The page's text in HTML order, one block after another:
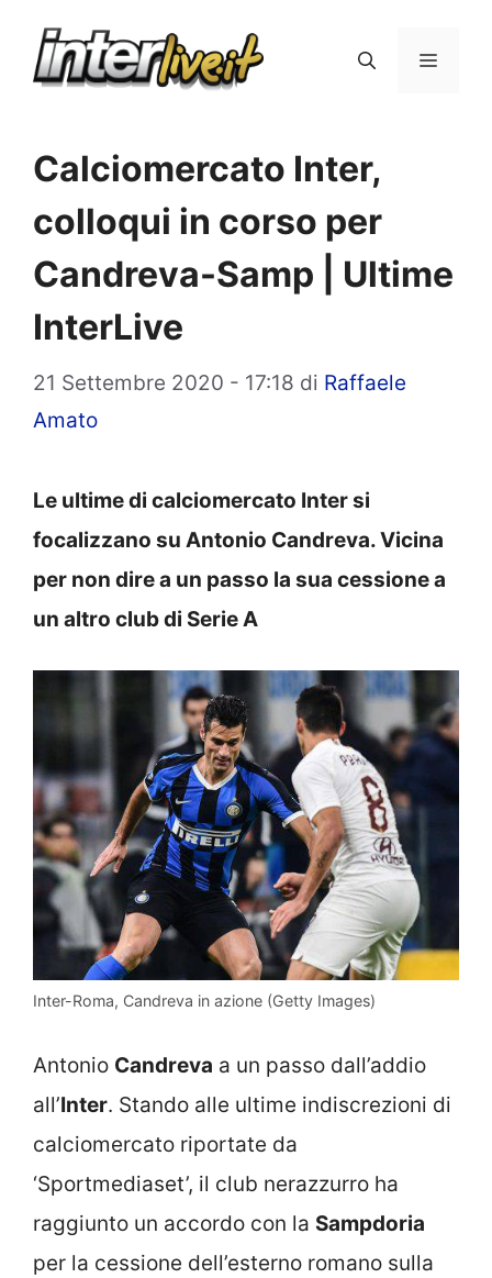
Menu
Calciomercato Inter,
colloqui in corso per
Candreva-Samp | Ultime
InterLive
21 Settembre 2020 - 17:18 di Raffaele
Amato
Le ultime di calciomercato Inter si
focalizzano su Antonio Candreva. Vicina
per non dire a un passo la sua cessione a
un altro club di Serie A
Inter-Roma, Candreva in azione (Getty Images)
Antonio Candreva a un passo dall’addio
all’Inter. Stando alle ultime indiscrezioni di
calciomercato riportate da
‘Sportmediaset’, il club nerazzurro ha
raggiunto un accordo con la Sampdoria
per la cessione dell’esterno romano sulla